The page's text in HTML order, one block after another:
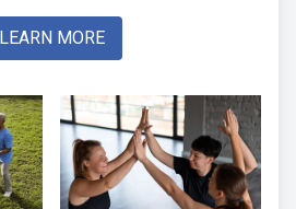
LEARN MORE